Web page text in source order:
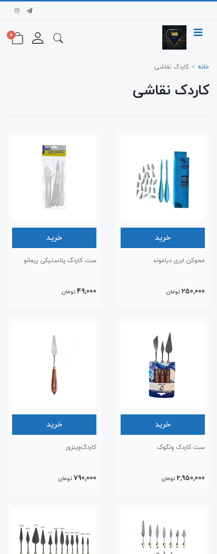
0
خانه کاردک نقاشی
کاردک نقاشی
خرید
محوکن ابری دیاموند
250,000 تومان
خرید
ست کاردک پلاستیکی ریمانو
49,000 تومان
خرید
ست کاردک ونگوک
2,950,000 تومان
خرید
کاردک‌وینزور
790,000 تومان